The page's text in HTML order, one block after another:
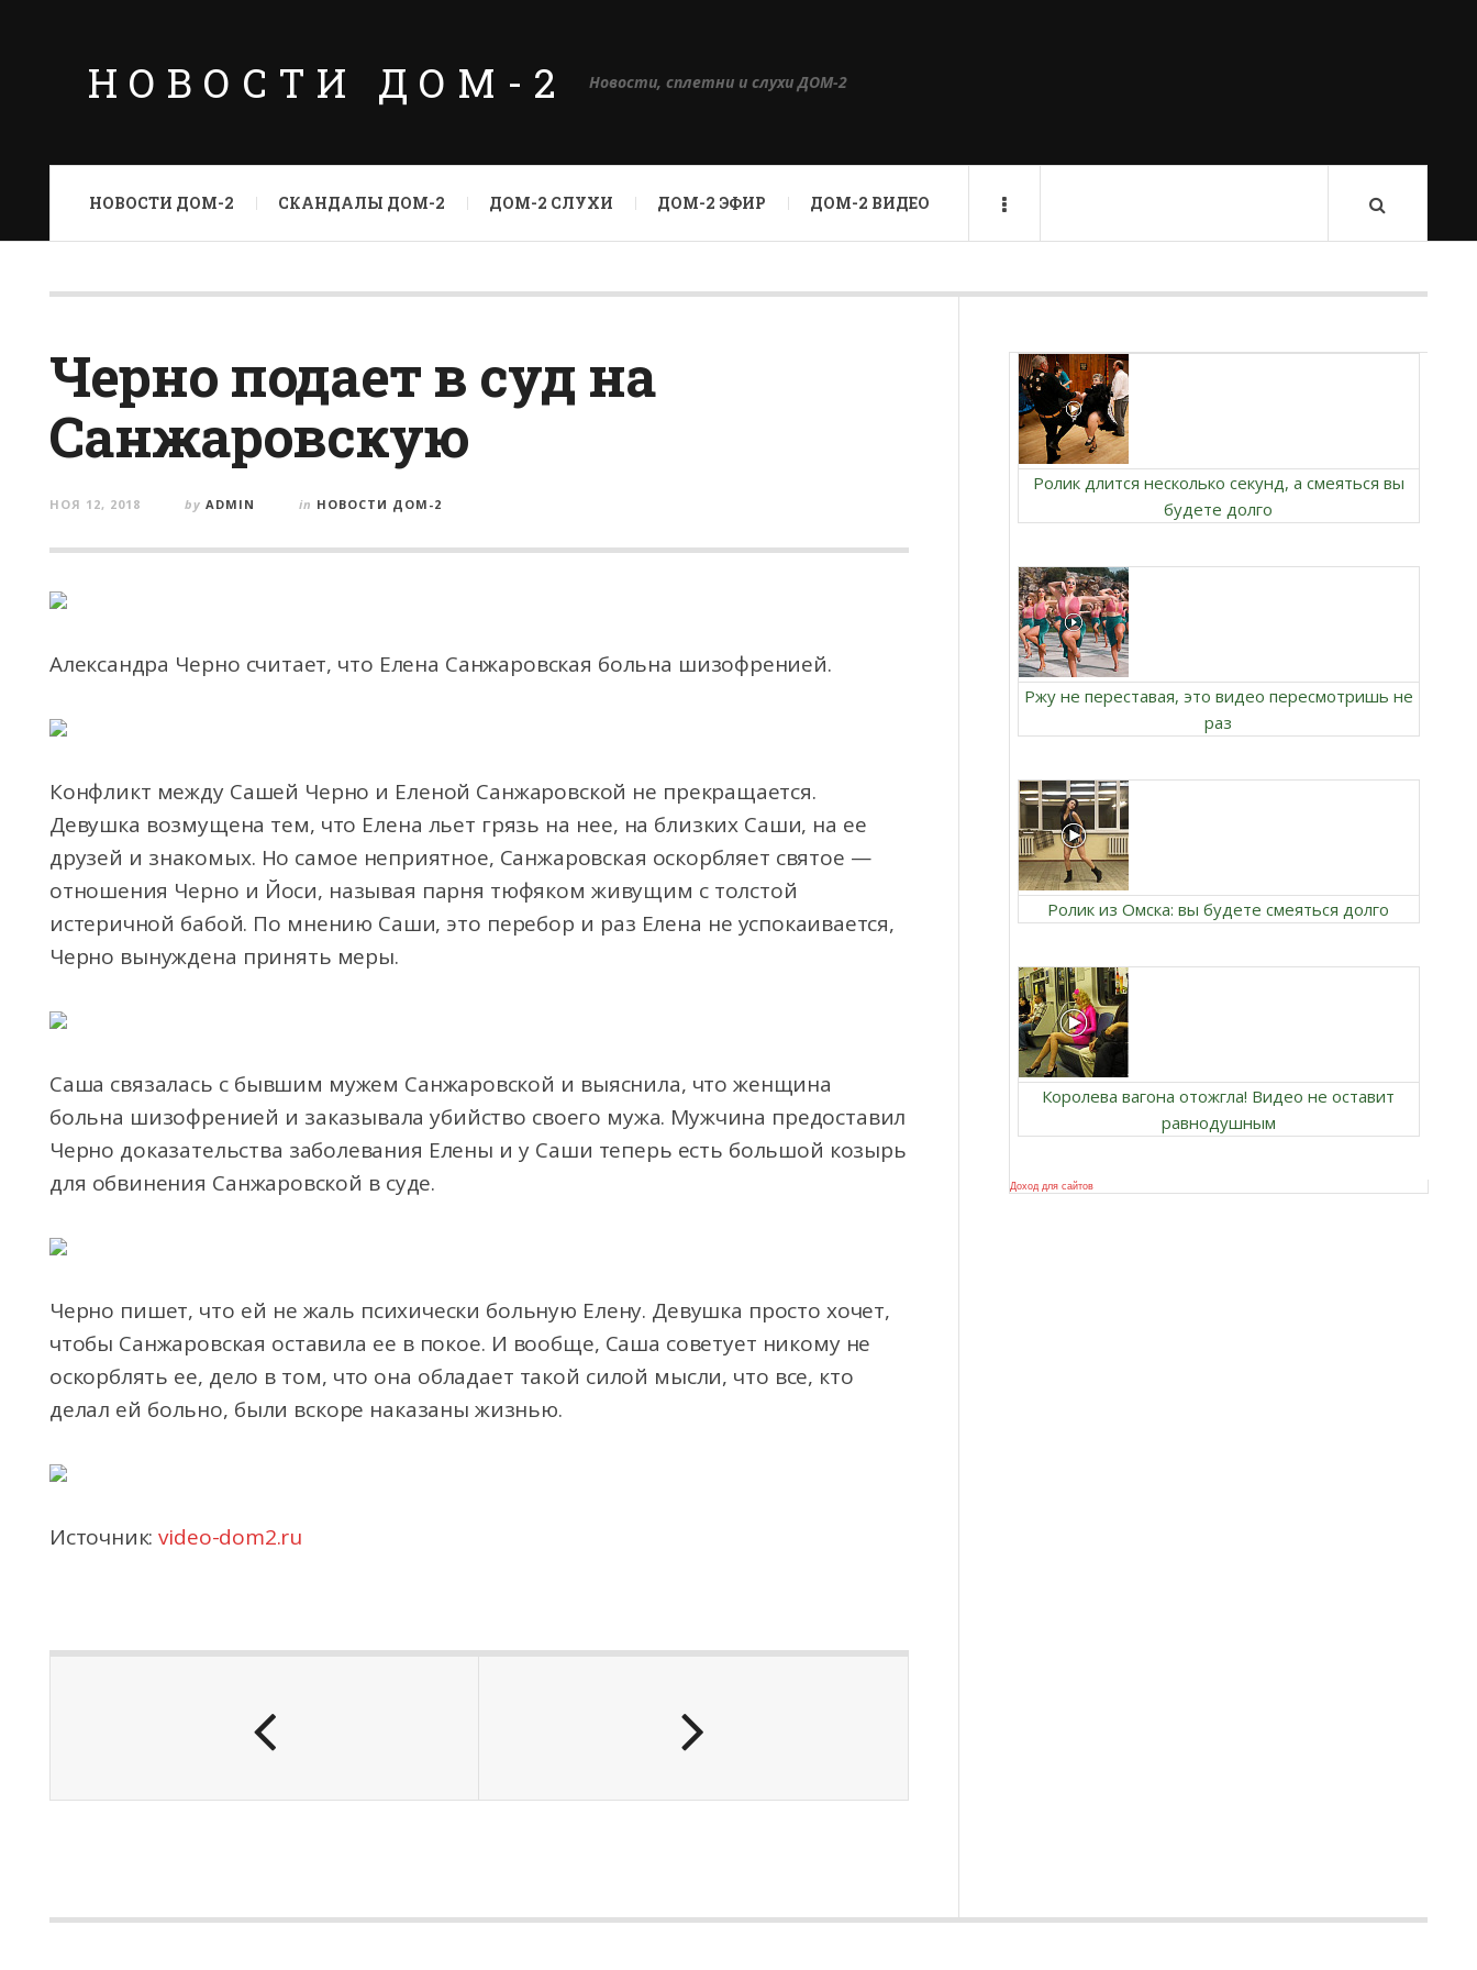
НОВОСТИ ДОМ-2 Новости, сплетни и слухи ДОМ-2
НОВОСТИ ДОМ-2 СКАНДАЛЫ ДОМ-2 ДОМ-2 СЛУХИ ДОМ-2 ЭФИР ДОМ-2 ВИДЕО
Черно подает в суд на
Санжаровскую
НОЯ 12, 2018 by ADMIN in НОВОСТИ ДОМ-2
Александра Черно считает, что Елена Санжаровская больна шизофренией.
Конфликт между Сашей Черно и Еленой Санжаровской не прекращается.
Девушка возмущена тем, что Елена льет грязь на нее, на близких Саши, на ее
друзей и знакомых. Но самое неприятное, Санжаровская оскорбляет святое —
отношения Черно и Йоси, называя парня тюфяком живущим с толстой
истеричной бабой. По мнению Саши, это перебор и раз Елена не успокаивается,
Черно вынуждена принять меры.
Саша связалась с бывшим мужем Санжаровской и выяснила, что женщина
больна шизофренией и заказывала убийство своего мужа. Мужчина предоставил
Черно доказательства заболевания Елены и у Саши теперь есть большой козырь
для обвинения Санжаровской в суде.
Черно пишет, что ей не жаль психически больную Елену. Девушка просто хочет,
чтобы Санжаровская оставила ее в покое. И вообще, Саша советует никому не
оскорблять ее, дело в том, что она обладает такой силой мысли, что все, кто
делал ей больно, были вскоре наказаны жизнью.
Источник:video-dom2.ru
Ролик длится несколько секунд, а смеяться вы
будете долго
Ржу не переставая, это видео пересмотришь не
раз
Ролик из Омска: вы будете смеяться долго
Королева вагона отожгла! Видео не оставит
равнодушным
Доход для сайтов